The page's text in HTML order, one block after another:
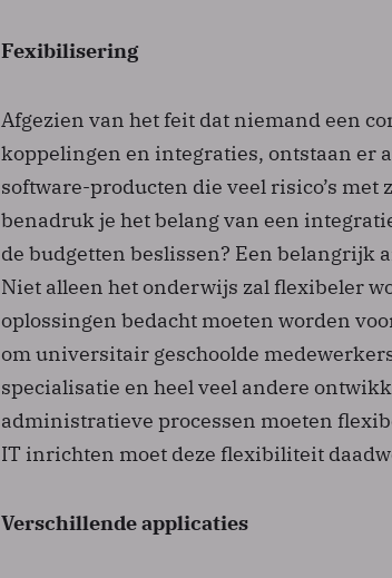
Fexibilisering
Afgezien van het feit dat niemand een
koppelingen en integraties, ontstaan er
software-producten die veel risico’s met
benadruk je het belang van een
de budgetten beslissen? Een belangrijk
Niet alleen het onderwijs zal flexibeler
oplossingen bedacht moeten worden
om universitair geschoolde
specialisatie en heel veel andere
administratieve processen moeten
IT inrichten moet deze flexibiliteit
Verschillende applicaties